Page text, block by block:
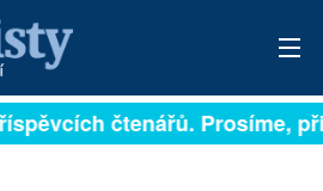
čtenářů. Prosíme,